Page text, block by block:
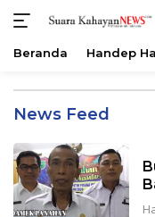
konten
Beranda Handep
News Feed